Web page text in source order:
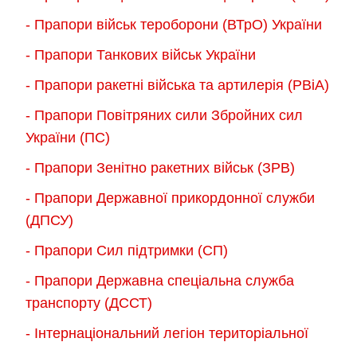
- Прапори військ тероборони (ВТрО) України
- Прапори Танкових військ України
- Прапори ракетні війська та артилерія (РВіА)
- Прапори Повітряних сили Збройних сил
України (ПС)
- Прапори Зенітно ракетних військ (ЗРВ)
- Прапори Державної прикордонної служби
(ДПСУ)
- Прапори Сил підтримки (СП)
- Прапори Державна спеціальна служба
транспорту (ДССТ)
- Інтернаціональний легіон територіальної